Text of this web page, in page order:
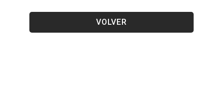
VOLVER